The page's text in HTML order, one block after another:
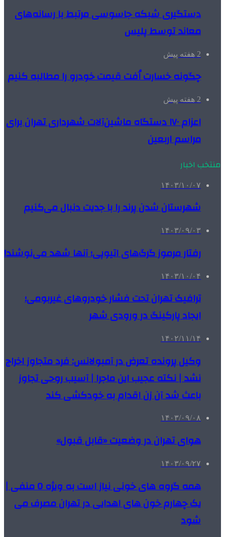
دستگیری شبکه جاسوسی مرتبط با رسانه‌های
معاند توسط پلیس
2 هفته پیش
چگونه خسارت اُفت قیمت خودرو را مطالبه کنیم
2 هفته پیش
اعزام ۱۷۰ دستگاه ماشین‌آلات شهرداری تهران برای
مراسم اربعین
منتخب اخبار
۱۴۰۳/۱۰/۰۷
شهرستان شدن پرند را با جدیت دنبال می‌کنیم
۱۴۰۳/۰۹/۰۳
رفتار مرموز گرگ‌های اتیوپی؛ آنها شهد می‌نوشند!
۱۴۰۳/۱۰/۰۴
ترافیک تهران تحت فشار خودروهای غیربومی؛
ایجاد پارکینگ‌ در ورودی شهر
۱۴۰۲/۱۱/۱۴
وکیل پرونده تعرض در آمبولانس: فرد متجاوز اخراج
نشد | نکته عجیب این ماجرا | آسیب روحی تجاوز
باعث شد آن زن اقدام به خودکشی کند
۱۴۰۳/۰۹/۰۸
هوای تهران در وضعیت «قابل قبول»
۱۴۰۳/۰۹/۲۷
همه گروه های خونی نیاز است به ویژه O منفی |
یک چهارم خون های اهدایی در تهران مصرف می
شود